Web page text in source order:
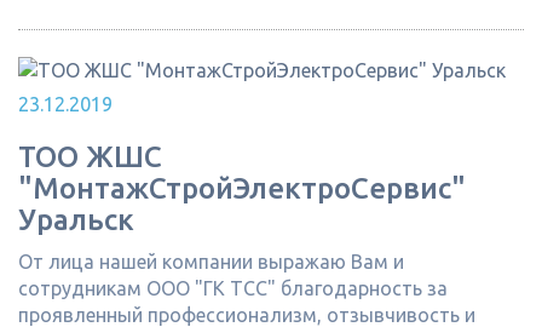
23.12.2019
ТОО ЖШC
"МонтажСтройЭлектроСервис"
Уральск
От лица нашей компании выражаю Вам и
сотрудникам ООО "ГК ТСС" благодарность за
проявленный профессионализм, отзывчивость и